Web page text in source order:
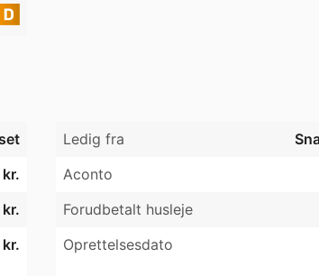
Ledig fra
Aconto
Forudbetalt husleje
Oprettelsesdato